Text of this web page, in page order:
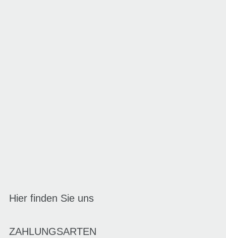
Hier finden Sie uns
ZAHLUNGSARTEN